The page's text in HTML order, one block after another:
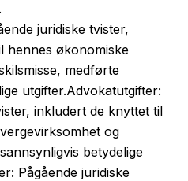
juridiske tvister,
hennes økonomiske
medførte
utgifter.Advokatutgifter:
inkludert de knyttet til
og
betydelige
Pågående juridiske